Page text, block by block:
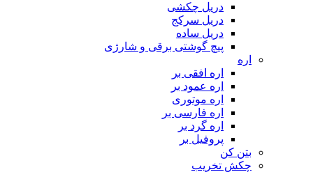
دریل چکشی
دریل سرکج
دریل ساده
پیچ گوشتی برقی و شارژی
اره
اره افقی بر
اره عمود بر
اره موتوری
اره فارسی بر
اره گرد بر
پروفیل بر
بتن کن
چکش تخریب